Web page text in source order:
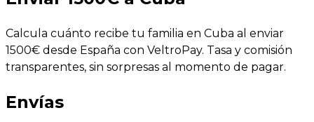
Calcula cuánto recibe tu familia en Cuba al enviar
1500€ desde España con VeltroPay. Tasa y comisión
transparentes, sin sorpresas al momento de pagar.
Envías